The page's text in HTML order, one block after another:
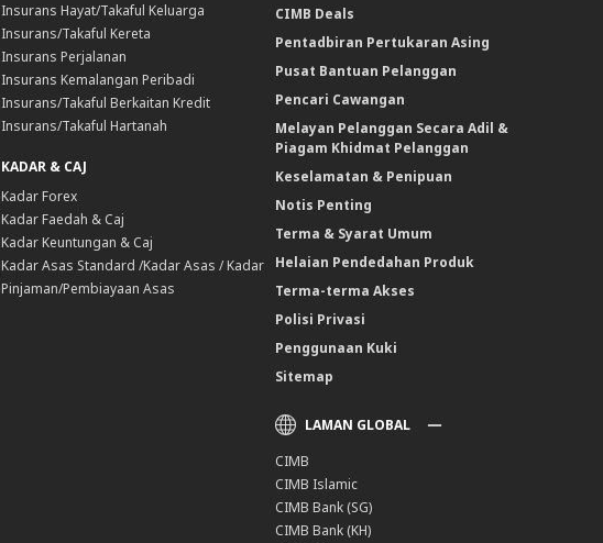
Insurans Hayat/Takaful Keluarga
Insurans/Takaful Kereta
Insurans Perjalanan
Insurans Kemalangan Peribadi
Insurans/Takaful Berkaitan Kredit
Insurans/Takaful Hartanah
KADAR & CAJ
Kadar Forex
Kadar Faedah & Caj
Kadar Keuntungan & Caj
Kadar Asas Standard /Kadar Asas / Kadar
Pinjaman/Pembiayaan Asas
CIMB Deals
Pentadbiran Pertukaran Asing
Pusat Bantuan Pelanggan
Pencari Cawangan
Melayan Pelanggan Secara Adil &
Piagam Khidmat Pelanggan
Keselamatan & Penipuan
Notis Penting
Terma & Syarat Umum
Helaian Pendedahan Produk
Terma-terma Akses
Polisi Privasi
Penggunaan Kuki
Sitemap
LAMAN GLOBAL
CIMB
CIMB Islamic
CIMB Bank (SG)
CIMB Bank (KH)